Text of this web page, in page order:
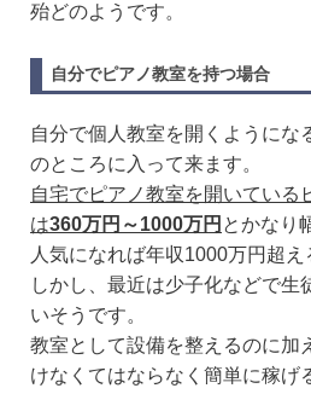
殆どのようです。
自分でピアノ教室を持つ場合
自分で個人教室を開くようにな
のところに入って来ます。
自宅でピアノ教室を開いている
は360万円～1000万円 とかなり
人気になれば年収1000万円超え
しかし、最近は少子化などで生
いそうです。
教室として設備を整えるのに加
けなくてはならなく簡単に稼げ